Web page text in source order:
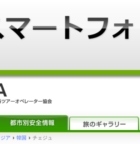
ア › 韓国 › チェジュ